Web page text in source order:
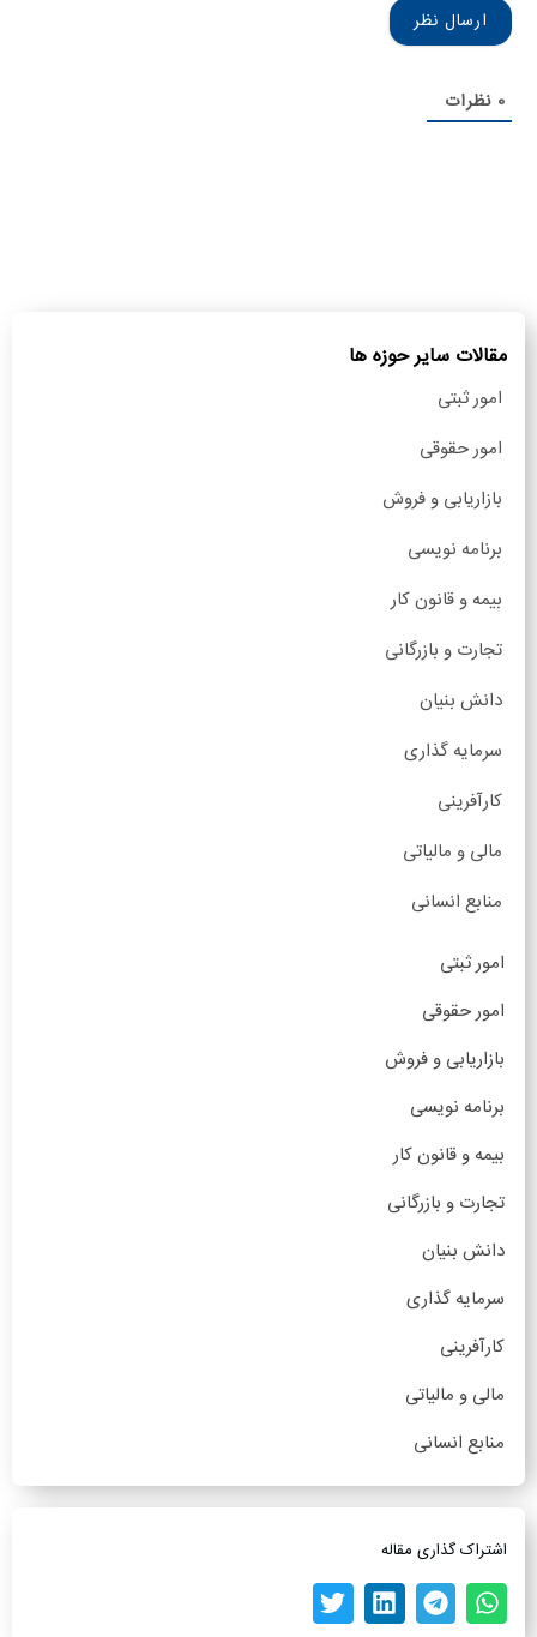
0 نظرات
مقالات سایر حوزه ها
امور ثبتی
امور حقوقی
بازاریابی و فروش
برنامه نویسی
بیمه و قانون کار
تجارت و بازرگانی
دانش بنیان
سرمایه گذاری
کارآفرینی
مالی و مالیاتی
منابع انسانی
امور ثبتی
امور حقوقی
بازاریابی و فروش
برنامه نویسی
بیمه و قانون کار
تجارت و بازرگانی
دانش بنیان
سرمایه گذاری
کارآفرینی
مالی و مالیاتی
منابع انسانی
اشتراک گذاری مقاله